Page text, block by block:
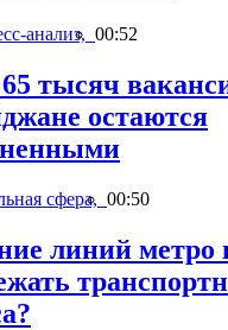
анализ, 00:52
тысяч
остаются
сфера, 00:50
линий метро